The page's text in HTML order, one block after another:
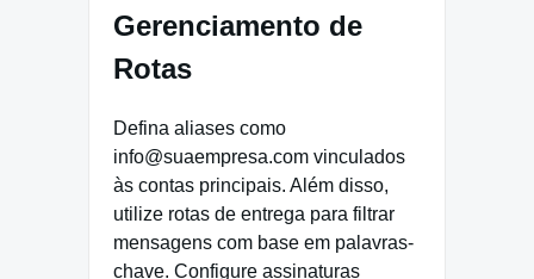
Gerenciamento de
Rotas
Defina aliases como
info@suaempresa.com vinculados
às contas principais. Além disso,
utilize rotas de entrega para filtrar
mensagens com base em palavras-
chave. Configure assinaturas